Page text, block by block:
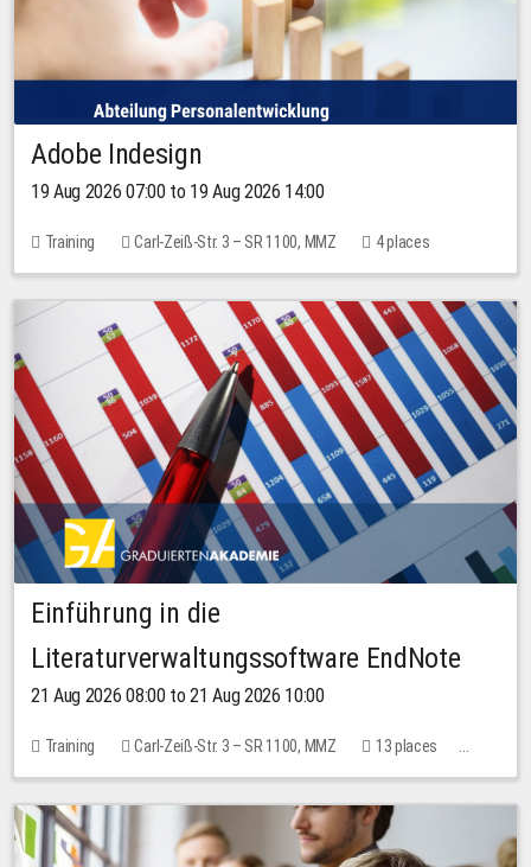
Adobe Indesign
19 Aug 2026 07:00 to 19 Aug 2026 14:00
Training Carl-Zeiß-Str. 3 – SR 1100, MMZ 4 places
Einführung in die
Literaturverwaltungssoftware EndNote
21 Aug 2026 08:00 to 21 Aug 2026 10:00
Training Carl-Zeiß-Str. 3 – SR 1100, MMZ
13 places
10.00 EUR